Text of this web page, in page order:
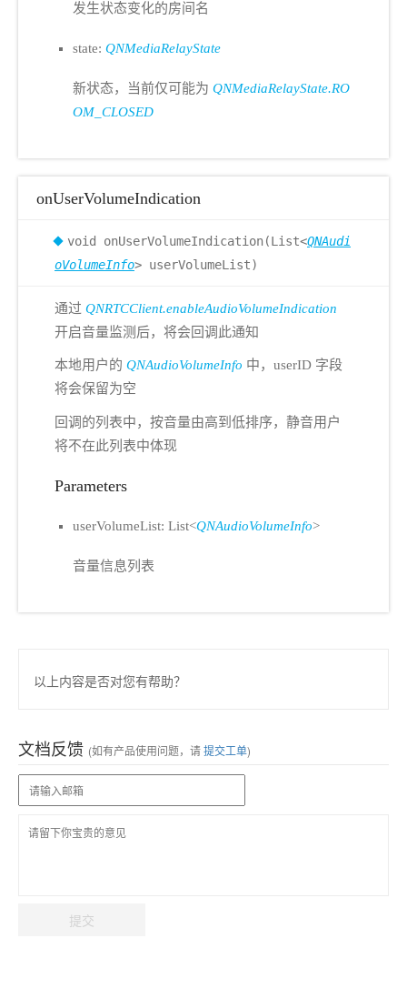
发生状态变化的房间名
state: QNMediaRelayState
新状态，当前仅可能为 QNMediaRelayState.RO
OM_CLOSED
onUserVolumeIndication
void onUserVolumeIndication(List<QNAudi
oVolumeInfo> userVolumeList)
通过 QNRTCClient.enableAudioVolumeIndication
开启音量监测后，将会回调此通知
本地用户的 QNAudioVolumeInfo 中，userID 字段
将会保留为空
回调的列表中，按音量由高到低排序，静音用户
将不在此列表中体现
Parameters
userVolumeList: List<QNAudioVolumeInfo>
音量信息列表
以上内容是否对您有帮助？
文档反馈 (如有产品使用问题，请提交工单)
提交